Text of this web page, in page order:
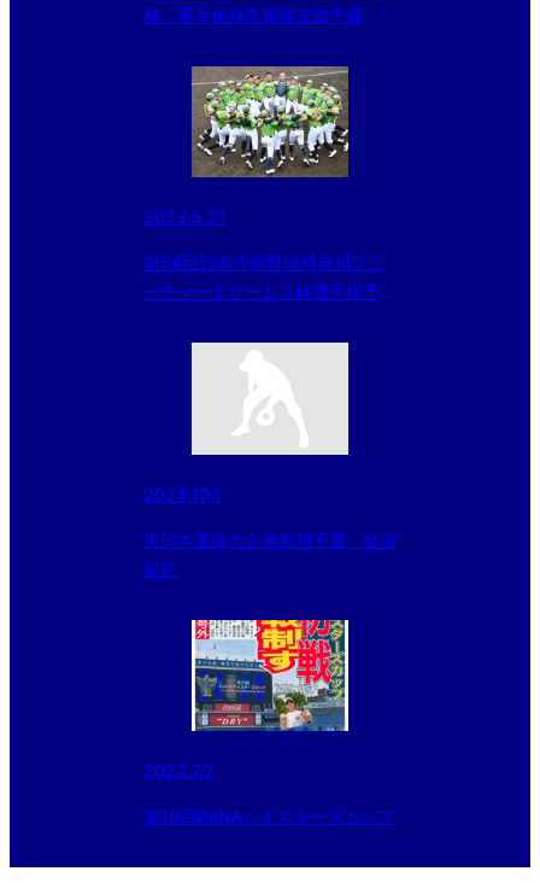
杯 選手権神奈川県支部予選
2023.5.21
第54回日本少年野球神奈川フュ
ーチャードリームス杯選手権予
2024.10.1
東日本選抜大会神奈川予選 会場
変更
2022.7.2
第10回DeNAベイスターズカップ